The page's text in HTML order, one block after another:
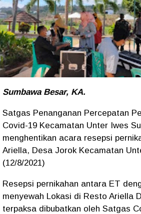
Sumbawa Besar, KA.
Satgas Penanganan Percepatan
Covid-19 Kecamatan Unter Iwes
menghentikan acara resepsi
Ariella, Desa Jorok Kecamatan
(12/8/2021)
Resepsi pernikahan antara ET
menyewah Lokasi di Resto Ariella
terpaksa dibubatkan oleh Satgas